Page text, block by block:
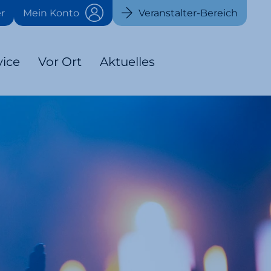
Mein Konto Veranstalter-Bereich
Vor Ort Aktuelles